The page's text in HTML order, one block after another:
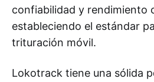
confiabilidad y rendimiento
estableciendo el estándar
trituración móvil.
Lokotrack tiene una sólida